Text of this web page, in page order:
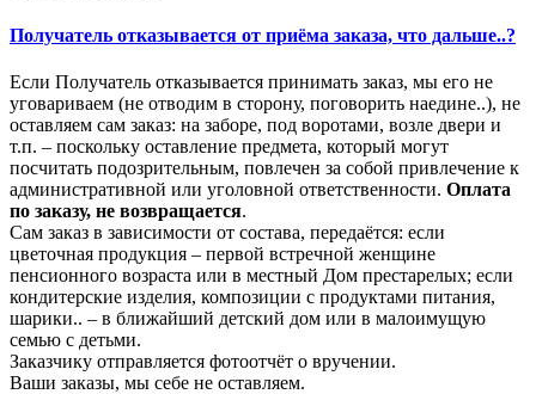
Получатель отказывается от приёма заказа, что дальше..?
Если Получатель отказывается принимать заказ, мы его не
уговариваем (не отводим в сторону, поговорить наедине..), не
оставляем сам заказ: на заборе, под воротами, возле двери и
т.п. – поскольку оставление предмета, который могут
посчитать подозрительным, повлечен за собой привлечение к
административной или уголовной ответственности. Оплата
по заказу, не возвращается.
Сам заказ в зависимости от состава, передаётся: если
цветочная продукция – первой встречной женщине
пенсионного возраста или в местный Дом престарелых; если
кондитерские изделия, композиции с продуктами питания,
шарики.. – в ближайший детский дом или в малоимущую
семью с детьми.
Заказчику отправляется фотоотчёт о вручении.
Ваши заказы, мы себе не оставляем.